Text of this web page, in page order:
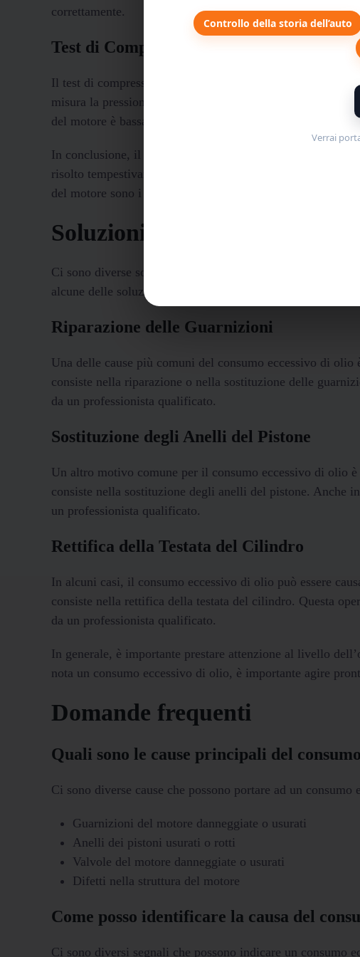
correttamente.
Test di Compressione del Motore
Il test di compressione del motore è un altro metodo per
misura la pressione del motore e può rilevare eventuali
del motore è bassa, potrebbe essere necessario sostituire i
In conclusione, il consumo eccessivo di olio motore può
risolto tempestivamente. Il controllo regolare del livello
del motore sono i metodi principali per individuare la
Soluzioni al Consumo
Ci sono diverse soluzioni per risolvere il problema del
alcune delle soluzioni più comuni.
Riparazione delle Guarnizioni
Una delle cause più comuni del consumo eccessivo di
consiste nella riparazione o nella sostituzione delle
da un professionista qualificato.
Sostituzione degli Anelli del Pistone
Un altro motivo comune per il consumo eccessivo di olio
consiste nella sostituzione degli anelli del pistone. Anche
un professionista qualificato.
Rettifica della Testata del Cilindro
In alcuni casi, il consumo eccessivo di olio può essere
consiste nella rettifica della testata del cilindro. Questa
da un professionista qualificato.
In generale, è importante prestare attenzione al livello
nota un consumo eccessivo di olio, è importante agire
Domande frequenti
Quali sono le cause principali del
Ci sono diverse cause che possono portare ad un
Guarnizioni del motore danneggiate o usurati
Anelli dei pistoni usurati o rotti
Valvole del motore danneggiate o usurati
Difetti nella struttura del motore
Come posso identificare la causa del
Ci sono diversi segnali che possono indicare un consumo
Controllo della storia dell’auto
Verrai